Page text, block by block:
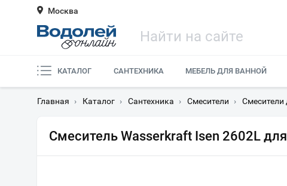
Москва
КАТАЛОГ САНТЕХНИКА МЕБЕЛЬ ДЛЯ ВАННОЙ
Главная › Каталог › Сантехника › Смесители ›
Смеситель Wasserkraft Isen 2602L